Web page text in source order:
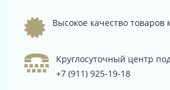
Высокое качество товаров
Круглосуточный центр
+7 (911) 925-19-18